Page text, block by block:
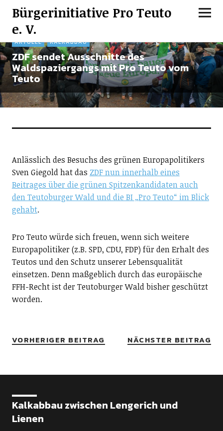
Bürgerinitiative Pro Teuto
e. V.
AKTUELL KALKABBAU
ZDF sendet Ausschnitte des
Waldspaziergangs mit Pro Teuto vom
Teuto
Anlässlich des Besuchs des grünen Europapolitikers
Sven Giegold hat das ZDF nun innerhalb eines
Beitrages über die grünen Spitzenkandidaten auch
den Teutoburger Wald und die BI „Pro Teuto“ im Blick
gehabt.
Pro Teuto würde sich freuen, wenn sich weitere
Europapolitiker (z.B. SPD, CDU, FDP) für den Erhalt des
Teutos und den Schutz unserer Lebensqualität
einsetzen. Denn maßgeblich durch das europäische
FFH-Recht ist der Teutoburger Wald bisher geschützt
worden.
VORHERIGER BEITRAG NÄCHSTER BEITRAG
Kalkabbau zwischen Lengerich und
Lienen